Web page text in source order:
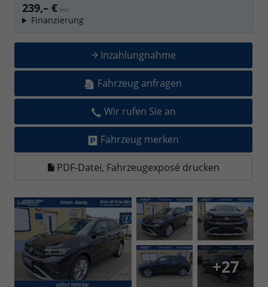
239,– € mtl.
Finanzierung
Inzahlungnahme
Fahrzeug anfragen
Wir rufen Sie an
Fahrzeug merken
PDF-Datei, Fahrzeugexposé drucken
+27